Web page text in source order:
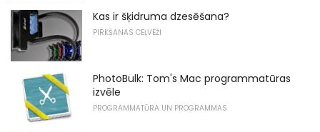
Kas ir šķidruma dzesēšana?
PIRKŠANAS CEĻVEŽI
PhotoBulk: Tom's Mac programmatūras
izvēle
PROGRAMMATŪRA UN PROGRAMMAS